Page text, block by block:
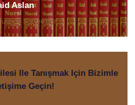
Aslan
Sohbetler
Ile Tanışmak Için Bizimle
Geçin!